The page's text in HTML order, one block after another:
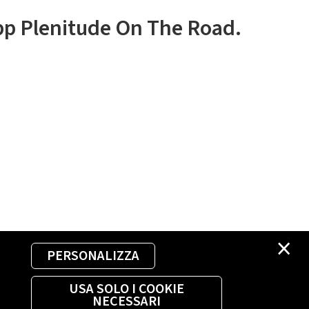
×
PERSONALIZZA
USA SOLO I COOKIE
NECESSARI
Plenitude On The Road.